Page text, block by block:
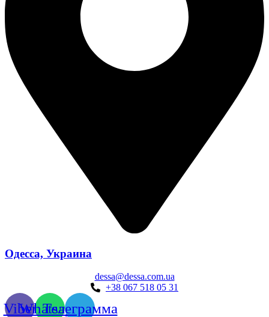
Одесса, Украина
dessa@dessa.com.ua
+38 067 518 05 31
ViberWhatsapp
Телеграмма